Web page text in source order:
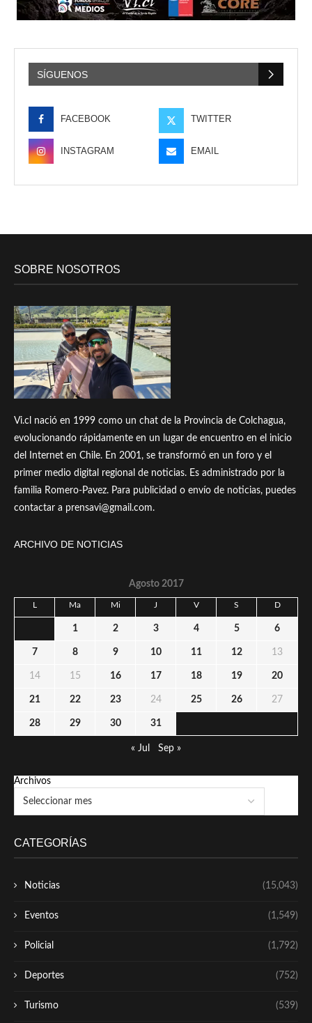
SÍGUENOS
FACEBOOK TWITTER
INSTAGRAM EMAIL
SOBRE NOSOTROS
Vi.cl nació en 1999 como un chat de la Provincia de Colchagua,
evolucionando rápidamente en un lugar de encuentro en el inicio
del Internet en Chile. En 2001, se transformó en un foro y el
primer medio digital regional de noticias. Es administrado por la
familia Romero-Pavez. Para publicidad o envío de noticias, puedes
contactar a prensavi@gmail.com.
ARCHIVO DE NOTICIAS
Agosto 2017
L Ma Mi J V S D
1 2 3 4 5 6
7 8 9 10 11 12 13
14 15 16 17 18 19 20
21 22 23 24 25 26 27
28 29 30 31
« Jul Sep »
Archivos
CATEGORÍAS
Noticias (15,043)
Eventos (1,549)
Policial (1,792)
Deportes (752)
Turismo (539)